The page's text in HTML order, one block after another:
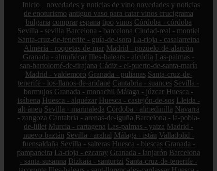
Inicio novedades y noticias de vino novedades y noticias
de enoturismo antiguo vaso para catar vinos crucigrama
bulgaria comprar espana tipo vinos Córdoba - córdoba
Sevilla - sevilla Barcelona - barcelona Ciudad-real - montiel
Santa-cruz-de-tenerife - guía-de-isora La-rioja - casalarreina
Almería - roquetas-de-mar Madrid - pozuelo-de-alarcón
Granada - almuñécar Illes-balears - alcúdia Las-palmas -
san-bartolomé-de-tirajana Cádiz - el-puerto-de-santa-maría
Madrid - valdemoro Granada - pulianas Santa-cruz-de-
tenerife - los-llanos-de-aridane Cantabria - suances Sevilla -
bormujos Granada - monachil Málaga - júzcar Huesca -
isábena Huesca - alquézar Huesca - castejón-de-sos Lleida -
alt-àneu Sevilla - marinaleda Córdoba - almedinilla Navarra
- zangoza Cantabria - arenas-de-iguña Barcelona - la-pobla-
de-lillet Murcia - cartagena Las-palmas - yaiza Madrid -
nuevo-baztán Sevilla - arahal Málaga - istán Valladolid -
fuensaldaña Sevilla - salteras Huesca - biescas Granada -
pampaneira La-rioja - ezcaray Granada - lanjarón Barcelona
- santa-susanna Bizkaia - santurtzi Santa-cruz-de-tenerife -